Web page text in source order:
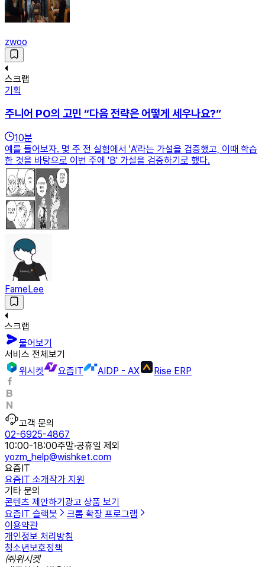
zwoo
스크랩
기획
주니어 PO의 고민 “다음 전략은 어떻게 세우나요?”
10분
예를 들어보자. 몇 주 전 실험에서 'A'라는 가설을 검증했고, 이때 학습
한 것을 바탕으로 이번 주에 'B' 가설을 검증하기로 했다.
FameLee
스크랩
물어보기
서비스 전체보기
위시켓
요즘IT AIDP - AX Rise ERP
고객 문의
02-6925-4867
10:00-18:00주말·공휴일 제외
yozm_help@wishket.com
요즘IT
요즘IT 소개작가 지원
기타 문의
콘텐츠 제안하기 광고 상품 보기
요즘IT 슬랙봇
크롬 확장 프로그램
이용약관
개인정보 처리방침
청소년보호정책
㈜위시켓